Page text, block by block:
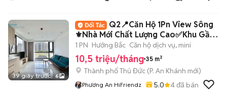
39 giây trước 6
Q2📍Căn Hộ 1Pn View Sông
⚜️Nhà Mới Chất Lượng Cao✅Khu Gần
Cầu Sài Gòn
1 PN Hướng Bắc Căn hộ dịch vụ, mini
10,5 triệu/tháng 35 m²
Thành phố Thủ Đức (P. An Khánh mới)
Phương An HiFriendz 5.0 4đã bán